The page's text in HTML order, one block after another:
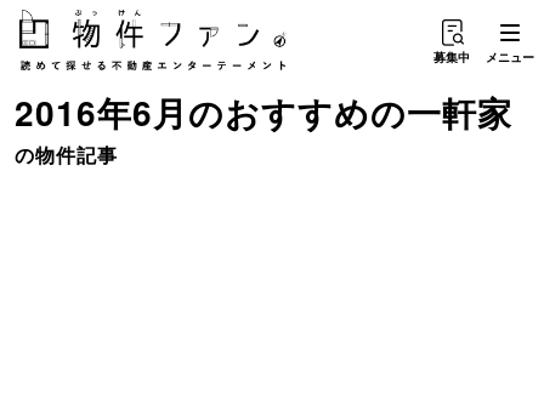
募集中 メニュー
2016年6月のおすすめの一軒家
の物件記事